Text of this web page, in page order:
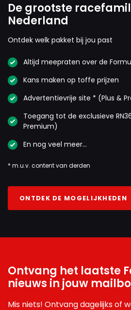
De grootste
Nederland
Ontdek welk pakket bij jou past
Altijd meepraten over de
Kans maken op toffe prijzen
Advertentievrije site * (Plus &
Toegang tot de exclusieve
Premium)
En nog veel meer…
* m.u.v. content van derden
ONTDEK DE MOGELIJKHEDEN
Ontvang het laatste
nieuws in jouw
Mis niets! Ontvang dagelijks of